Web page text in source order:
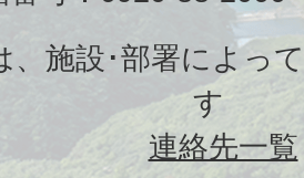
施設･部署によっ
す
連絡先一覧